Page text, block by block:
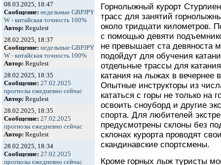
08.03.2025, 18:47
Сообщение: недельные GBPJPY
W - китайская точность 100%
Автор: Regulest
28.02.2025, 18:37
Сообщение: недельные GBPJPY
W - китайская точность 100%
Автор: Regulest
28.02.2025, 18:35
Сообщение: 27.02.2025
прогнозы ежедневно сейчас
Автор: Regulest
28.02.2025, 18:35
Сообщение: 27.02.2025
прогнозы ежедневно сейчас
Автор: Regulest
28.02.2025, 18:34
Сообщение: 27.02.2025
прогнозы ежедневно сейчас
Горнолыжный курорт
трасс для занятий
около тридцати километров.
с помощью девяти
не превышает ста девяноста
подойдут для обучения
отдельные трассы для
катания на лыжах в вечернее
Опытные инструкторы из
кататься с горы не только на
освоить сноуборд и другие
спорта. Для любителей
предусмотрены склоны без
склонах курорта проводят
скандинавские спортсмены.
Кроме горных лыж туристы